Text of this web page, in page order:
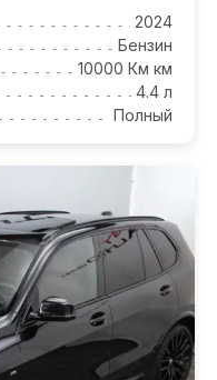
2024
Бензин
10000 Км км
4.4 л
Полный